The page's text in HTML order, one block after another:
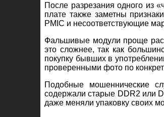
После разрезания одного из
плате также заметны
PMIC и несоответствующие
Фальшивые модули проще
это сложнее, так как
покупку бывших в
проверенными фото по
Подобные мошеннические
содержали старые DDR2 или
даже меняли упаковку своих